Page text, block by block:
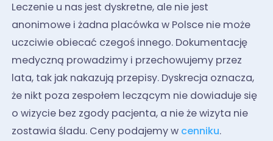
Leczenie u nas jest dyskretne, ale nie jest
anonimowe i żadna placówka w Polsce nie może
uczciwie obiecać czegoś innego. Dokumentację
medyczną prowadzimy i przechowujemy przez
lata, tak jak nakazują przepisy. Dyskrecja oznacza,
że nikt poza zespołem leczącym nie dowiaduje się
o wizycie bez zgody pacjenta, a nie że wizyta nie
zostawia śladu. Ceny podajemy w cenniku.